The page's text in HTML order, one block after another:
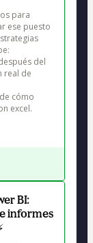
para
ese puesto
del
real de
cómo
excel.
BI:
informes